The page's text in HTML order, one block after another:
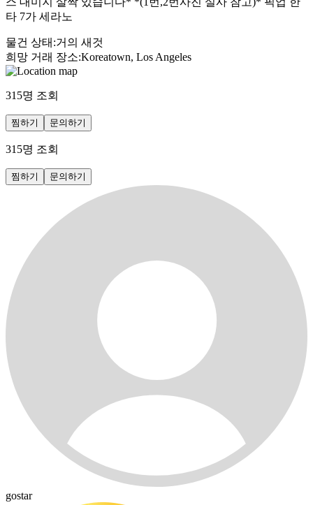
타 7가 세라노
물건 상태 :거의 새것
희망 거래 장소:Koreatown, Los Angeles
315명 조회
찜하기 문의하기
315명 조회
찜하기 문의하기
gostar